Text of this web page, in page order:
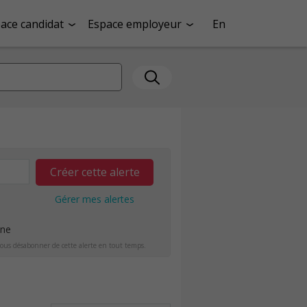
candidat Espace employeur En
Créer cette alerte
Gérer mes alertes
désabonner de cette alerte en tout temps.